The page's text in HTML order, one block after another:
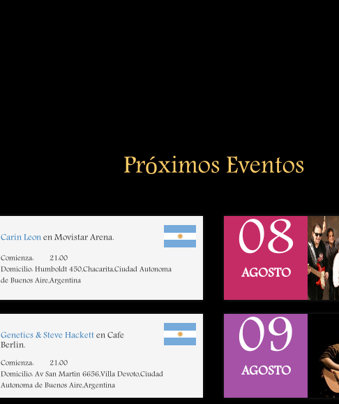
Próximos Eventos
Carin Leonen Movistar Arena.
Comienza:
21:00
Domicilio: Humboldt 450,Chacarita,Ciudad Autonoma
de Buenos Aire,Argentina
Genetics & Steve Hacketten Cafe
Berlin.
Comienza:
21:00
Domicilio: Av San Martin 6656,Villa Devoto,Ciudad
Autonoma de Buenos Aire,Argentina
08
AGOSTO
09
AGOSTO